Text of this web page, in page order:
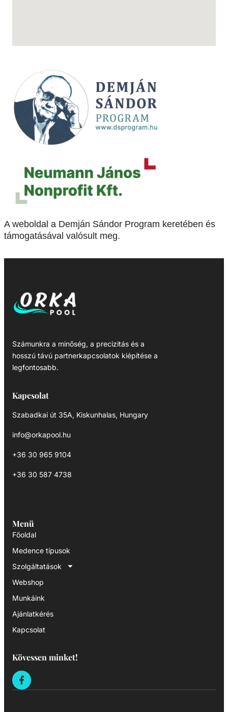
A weboldal a Demján Sándor Program keretében és
támogatásával valósult meg.
Számunkra a minőség, a precizitás és a
hosszú távú partnerkapcsolatok kiépítése a
legfontosabb.
Kapcsolat
Szabadkai út 35A, Kiskunhalas, Hungary
info@orkapool.hu
+36 30 965 9104
+36 30 587 4738
Menü
Főoldal
Medence típusok
Szolgáltatások
Webshop
Munkáink
Ajánlatkérés
Kapcsolat
Kövessen minket!